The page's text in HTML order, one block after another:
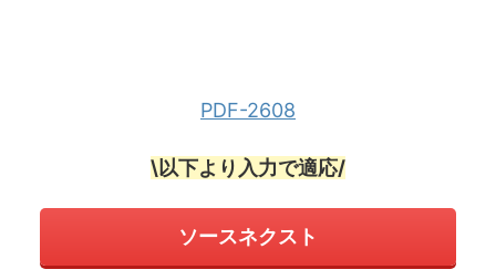
PDF-2608
\以下より入力で適応/
ソースネクスト